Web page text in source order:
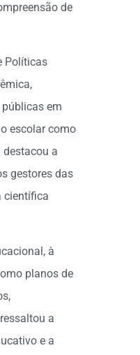
de
Políticas
em
escolar como
a
gestores das
científica
à
planos de
a
e a